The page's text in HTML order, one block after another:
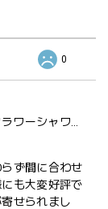
0
ず間に合わせ
も大変好評で
せられまし